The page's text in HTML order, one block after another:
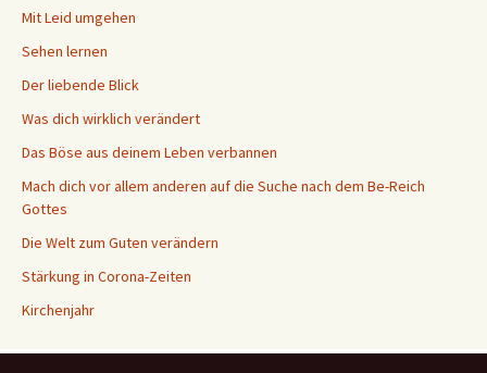
Mit Leid umgehen
Sehen lernen
Der liebende Blick
Was dich wirklich verändert
Das Böse aus deinem Leben verbannen
Mach dich vor allem anderen auf die Suche nach dem Be-Reich
Gottes
Die Welt zum Guten verändern
Stärkung in Corona-Zeiten
Kirchenjahr